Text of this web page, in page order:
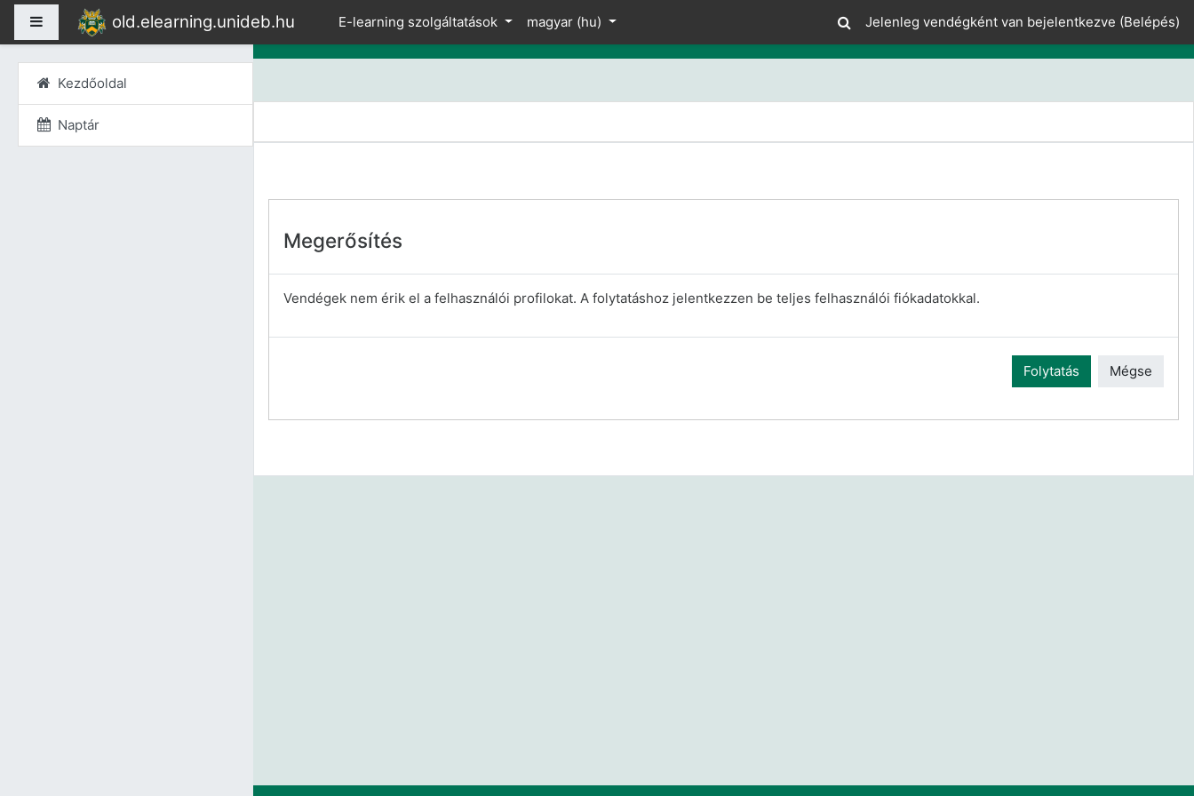
Oldalpanel old.elearning.unideb.hu E-learning szolgáltatások magyar ‎(hu)‎ Jelenleg vendégként van bejelentkezve (Belépés)
Megerősítés
Vendégek nem érik el a felhasználói profilokat. A folytatáshoz jelentkezzen be teljes felhasználói fiókadatokkal.
Folytatás Mégse
Kezdőoldal
Naptár